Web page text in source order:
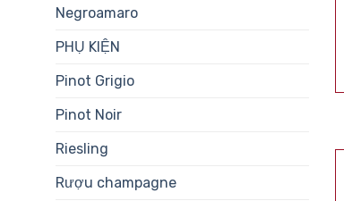
Negroamaro
PHỤ KIỆN
Pinot Grigio
Pinot Noir
Riesling
Rượu champagne